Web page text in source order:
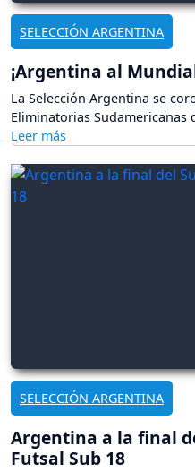
SELECCIÓN ARGENTINA
¡Argentina al
La Selección Argentina se
Eliminatorias Sudamericanas
SELECCIÓN ARGENTINA
Argentina a la final
Futsal Sub 18